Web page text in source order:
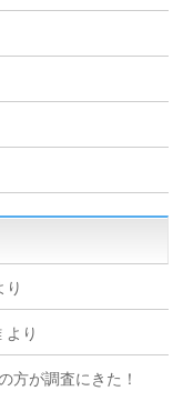
り
より
方が調査にきた！